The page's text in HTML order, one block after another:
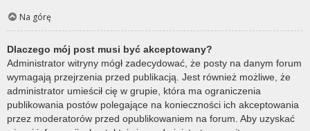
Na górę
Dlaczego mój post musi być akceptowany?
Administrator witryny mógł zadecydować, że posty na danym forum
wymagają przejrzenia przed publikacją. Jest również możliwe, że
administrator umieścił cię w grupie, która ma ograniczenia
publikowania postów polegające na konieczności ich akceptowania
przez moderatorów przed opublikowaniem na forum. Aby uzyskać